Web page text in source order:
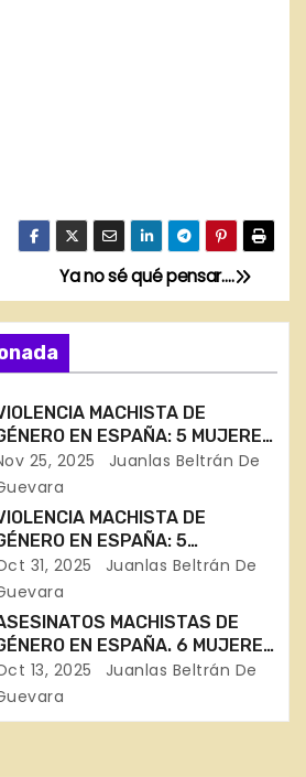
Ya no sé qué pensar….
MACHISTA DE
EN ESPAÑA: 5 MUJERES
EN 3 SEMANAS DE
(en Huelva,
Barcelona, Madrid y
25, 2025
Juanlas Beltrán De
MACHISTA DE
EN ESPAÑA: 5
EN 15 DÍAS
Gipuzkoa, Madrid,
Alicante y Murcia)
31, 2025
Juanlas Beltrán De
MACHISTAS DE
EN ESPAÑA. 6 MUJERES
EN SEPTIEMBRE
Murcia, Sevilla, Málaga,
Badajoz)
13, 2025
Juanlas Beltrán De